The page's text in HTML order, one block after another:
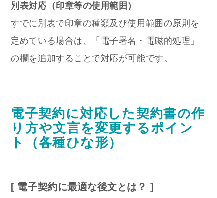
別表対応（印章等の使用範囲）
すでに別表で印章の種類及び使用範囲の原則を
定めている場合は、「電子署名・電磁的処理」
の欄を追加することで対応が可能です。
電子契約に対応した契約書の作
り方や文言を変更するポイン
ト（各種ひな形）
[ 電子契約に最適な後文とは？ ]